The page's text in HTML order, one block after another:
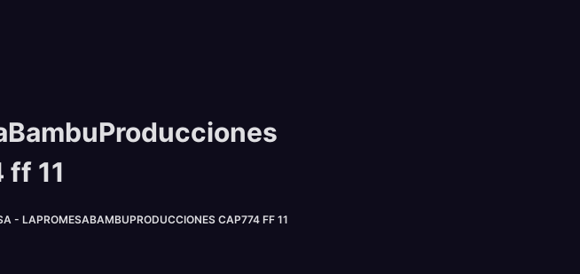
ff 11
- LAPROMESABAMBUPRODUCCIONES CAP774 FF 11